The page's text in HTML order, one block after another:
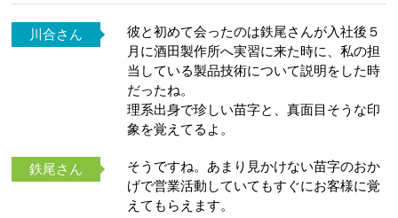
川合さん
彼と初めて会ったのは鉄尾さんが入社後５
月に酒田製作所へ実習に来た時に、私の担
当している製品技術について説明をした時
だったね。
理系出身で珍しい苗字と、真面目そうな印
象を覚えてるよ。
鉄尾さん
そうですね。あまり見かけない苗字のおか
げで営業活動していてもすぐにお客様に覚
えてもらえます。